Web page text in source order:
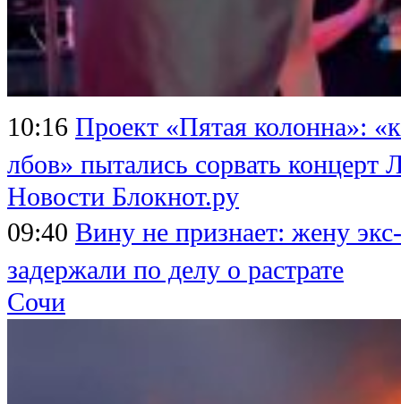
10:16 Проект «Пятая колонна»:
лбов» пытались сорвать концерт
Новости Блокнот.ру
09:40 Вину не признает: жену
задержали по делу о растрате
Сочи